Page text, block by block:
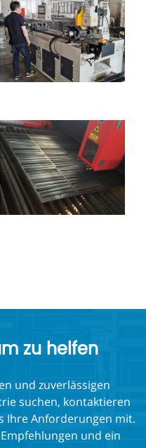
zu helfen
und zuverlässigen
suchen, kontaktieren
Ihre Anforderungen mit.
und ein